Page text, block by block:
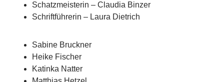
Schatzmeisterin – Claudia Binzer
Schriftführerin – Laura Dietrich
Sabine Bruckner
Heike Fischer
Katinka Natter